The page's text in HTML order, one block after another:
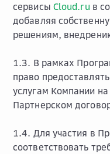
сервисы Cloud.ru в
добавляя
решениям,
1.3. В рамках
право
услугам Компании
Партнерском
1.4. Для участия в
соответствовать